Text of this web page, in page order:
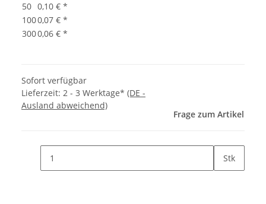
50 0,10 € *
1000,07 € *
3000,06 € *
Sofort verfügbar
Lieferzeit: 2 - 3 Werktage* (DE -
Ausland abweichend)
Frage zum Artikel
Stk